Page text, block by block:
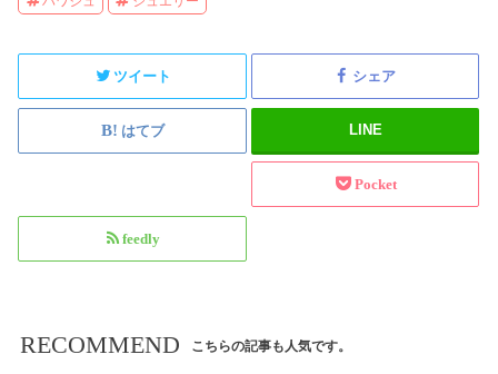
ツイート シェア
はてブ LINE
Pocket
feedly
RECOMMEND こちらの記事も人気です。